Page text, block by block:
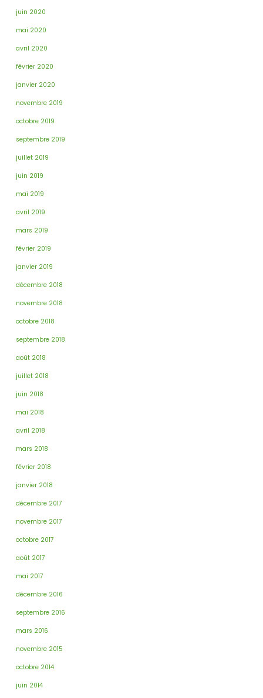
juin 2020
mai 2020
avril 2020
février 2020
janvier 2020
novembre 2019
octobre 2019
septembre 2019
juillet 2019
juin 2019
mai 2019
avril 2019
mars 2019
février 2019
janvier 2019
décembre 2018
novembre 2018
octobre 2018
septembre 2018
août 2018
juillet 2018
juin 2018
mai 2018
avril 2018
mars 2018
février 2018
janvier 2018
décembre 2017
novembre 2017
octobre 2017
août 2017
mai 2017
décembre 2016
septembre 2016
mars 2016
novembre 2015
octobre 2014
juin 2014